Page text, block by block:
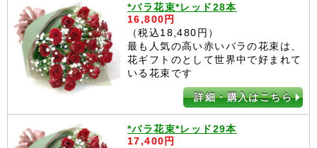
*バラ花束*レッド28本
16,800円
（税込18,480円）
最も人気の高い赤いバラの花束は、
花ギフトのとして世界中で好まれて
いる花束です
詳細・購入はこちら
*バラ花束*レッド29本
17,400円